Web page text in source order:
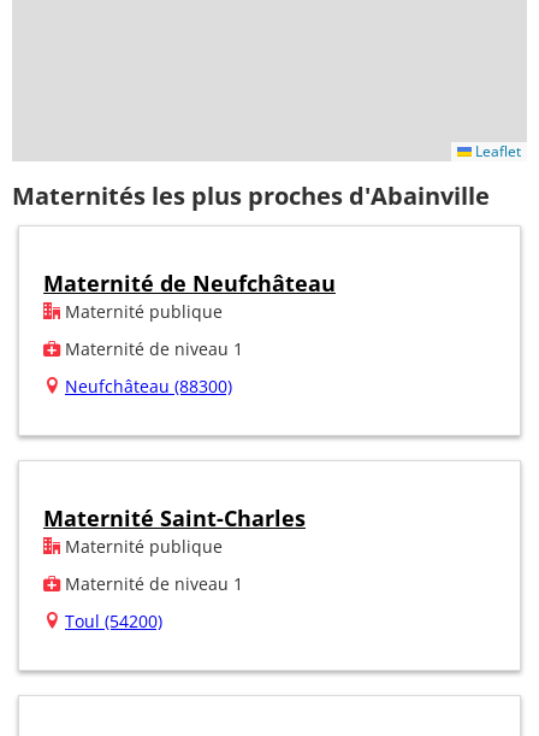
Leaflet
Maternités les plus proches d'Abainville
Maternité de Neufchâteau
Maternité publique
Maternité de niveau 1
Neufchâteau (88300)
Maternité Saint-Charles
Maternité publique
Maternité de niveau 1
Toul (54200)